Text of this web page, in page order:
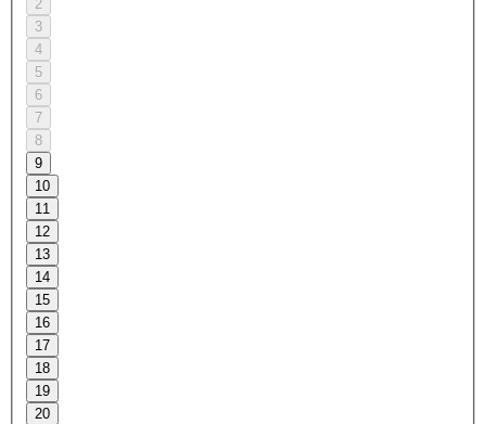
2
3
4
5
6
7
8
9
10
11
12
13
14
15
16
17
18
19
20